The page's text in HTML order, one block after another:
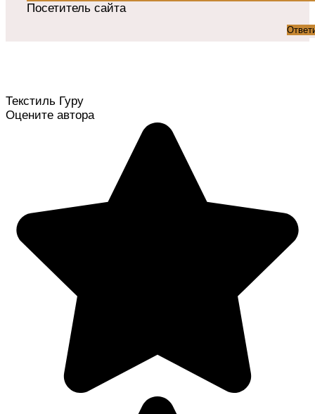
Посетитель сайта
Текстиль Гуру
Оцените автора